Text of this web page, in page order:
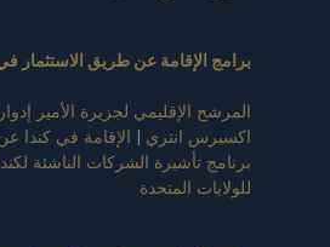
عن طريق الاستثمار في أمريكا الشمالية:
لجزيرة الأمير إدوارد| وبرنامج
الإقامة في كندا عن طريق الاستثمار|
الشركات الناشئة لكندا|
تأشيرة EB-5